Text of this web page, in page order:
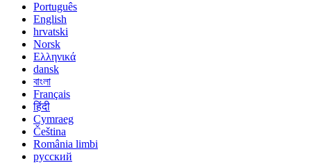
Português
English
hrvatski
Norsk
Ελληνικά
dansk
বাংলা
Français
हिंदी
Cymraeg
Čeština
România limbi
русский